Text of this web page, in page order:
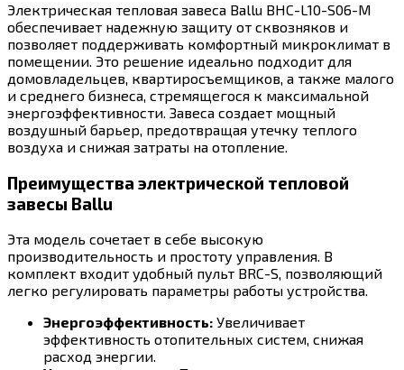
Электрическая тепловая завеса Ballu BHC-L10-S06-M
обеспечивает надежную защиту от сквозняков и
позволяет поддерживать комфортный микроклимат в
помещении. Это решение идеально подходит для
домовладельцев, квартиросъемщиков, а также малого
и среднего бизнеса, стремящегося к максимальной
энергоэффективности. Завеса создает мощный
воздушный барьер, предотвращая утечку теплого
воздуха и снижая затраты на отопление.
Преимущества электрической тепловой
завесы Ballu
Эта модель сочетает в себе высокую
производительность и простоту управления. В
комплект входит удобный пульт BRC-S, позволяющий
легко регулировать параметры работы устройства.
Энергоэффективность: Увеличивает
эффективность отопительных систем, снижая
расход энергии.